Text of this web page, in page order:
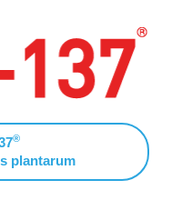
®
plantarum